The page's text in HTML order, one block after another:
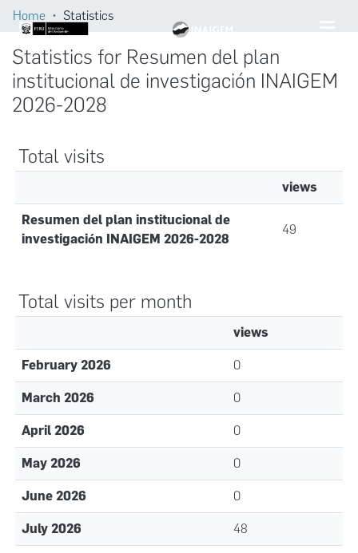
Home Statistics
Statistics for Resumen del plan
institucional de investigación INAIGEM
2026-2028
Total visits
views
Resumen del plan institucional de
investigación INAIGEM 2026-2028
49
Total visits per month
views
February 2026 0
March 2026 0
April 2026 0
May 2026 0
June 2026 0
July 2026 48